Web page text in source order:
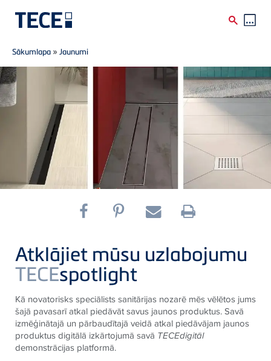
Skip to main content
Breadcrumb
Sākumlapa »Jaunumi
Atklājiet mūsu uzlabojumu
TECEspotlight
Kā novatorisks speciālists sanitārijas nozarē mēs vēlētos jums
šajā pavasarī atkal piedāvāt savus jaunos produktus. Savā
izmēģinātajā un pārbaudītajā veidā atkal piedāvājam jaunos
produktus digitālā izkārtojumā savā TECEdigitāl
demonstrācijas platformā.